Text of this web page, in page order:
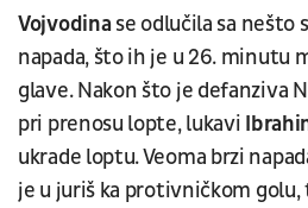
Vojvodinase odlučila sa nešto
napada, što ih je u 26. minutu
glave. Nakon što je defanziva
pri prenosu lopte, lukavi
ukrade loptu. Veoma brzi
je u juriš ka protivničkom golu,